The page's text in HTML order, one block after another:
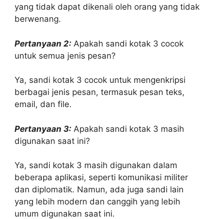
yang tidak dapat dikenali oleh orang yang tidak
berwenang.
Pertanyaan 2: Apakah sandi kotak 3 cocok
untuk semua jenis pesan?
Ya, sandi kotak 3 cocok untuk mengenkripsi
berbagai jenis pesan, termasuk pesan teks,
email, dan file.
Pertanyaan 3: Apakah sandi kotak 3 masih
digunakan saat ini?
Ya, sandi kotak 3 masih digunakan dalam
beberapa aplikasi, seperti komunikasi militer
dan diplomatik. Namun, ada juga sandi lain
yang lebih modern dan canggih yang lebih
umum digunakan saat ini.